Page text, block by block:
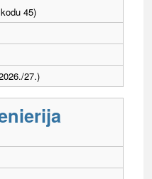
45)
27.)